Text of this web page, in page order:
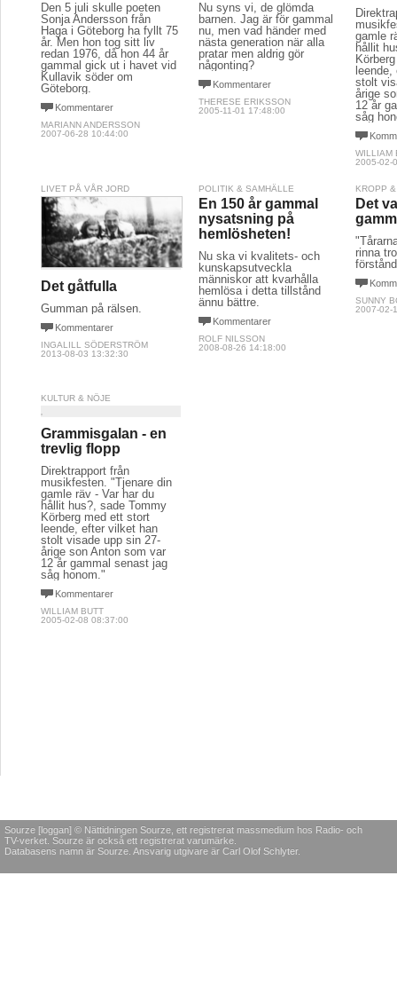
Den 5 juli skulle poeten
Sonja Andersson från
Haga i Göteborg ha fyllt 75
år. Men hon tog sitt liv
redan 1976, då hon 44 år
gammal gick ut i havet vid
Kullavik söder om
Göteborg.
Kommentarer
MARIANN ANDERSSON
2007-06-28 10:44:00
Nu syns vi, de glömda
barnen. Jag är för gammal
nu, men vad händer med
nästa generation när alla
pratar men aldrig gör
någonting?
Kommentarer
THERESE ERIKSSON
2005-11-01 17:48:00
gamle
hållit
stolt
årige
12 år
såg
WILLIAM
2005-02-
LIVET PÅ VÅR JORD
Det gåtfulla
Gumman på rälsen.
Kommentarer
INGALILL SÖDERSTRÖM
2013-08-03 13:32:30
POLITIK & SAMHÄLLE
En 150 år gammal
nysatsning på
hemlösheten!
Nu ska vi kvalitets- och
kunskapsutveckla
människor att kvarhålla
hemlösa i detta tillstånd
ännu bättre.
Kommentarer
ROLF NILSSON
2008-08-26 14:18:00
KROPP
Det
rinna
SUNNY
2007-02-
KULTUR & NÖJE
Grammisgalan - en
trevlig flopp
Direktrapport från
musikfesten. "Tjenare din
gamle räv - Var har du
hållit hus?, sade Tommy
Körberg med ett stort
leende, efter vilket han
stolt visade upp sin 27-
årige son Anton som var
12 år gammal senast jag
såg honom."
Kommentarer
WILLIAM BUTT
2005-02-08 08:37:00
Sourze [loggan] © Nättidningen Sourze, ett registrerat massmedium hos Radio- och
TV-verket. Sourze är också ett registrerat varumärke.
Databasens namn är Sourze. Ansvarig utgivare är Carl Olof Schlyter.